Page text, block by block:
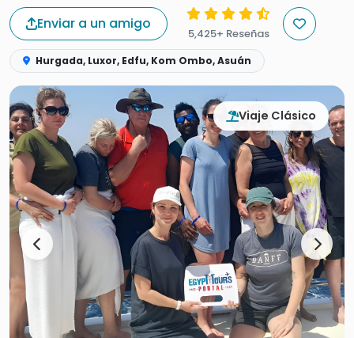
5,425+ Reseñas
Hurgada, Luxor, Edfu, Kom Ombo, Asuán
Viaje Clásico